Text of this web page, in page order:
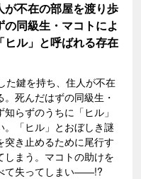
不在の部屋を渡り歩
同級生・マコトによ
ル」と呼ばれる存在
た鍵を持ち、住人が不在
死んだはずの同級生・
らずのうちに「ヒル」
。「ヒル」とおぼしき謎
き止めるために尾行す
まう。マコトの助けを
て失ってしまい――!?